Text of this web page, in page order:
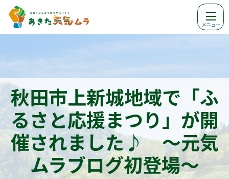
メニュー
秋田市上新城地域で「ふ
るさと応援まつり」が開
催されました♪ ～元気
ムラブログ初登場～